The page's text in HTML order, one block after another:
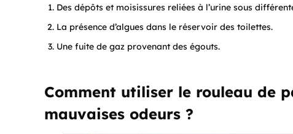
Des dépôts et moisissures reliées à l’urine sous
La présence d’algues dans le réservoir des toilettes.
Une fuite de gaz provenant des égouts.
Comment utiliser le rouleau de
mauvaises odeurs ?